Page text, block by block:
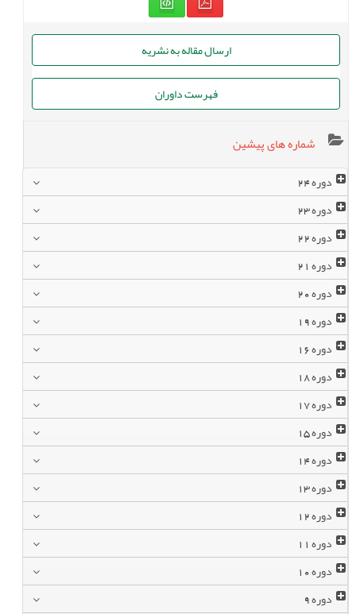
ارسال مقاله به نشریه
فهرست داوران
شماره های پیشین
دوره24
دوره23
دوره22
دوره21
دوره20
دوره19
دوره16
دوره18
دوره17
دوره15
دوره14
دوره13
دوره12
دوره11
دوره10
دوره9